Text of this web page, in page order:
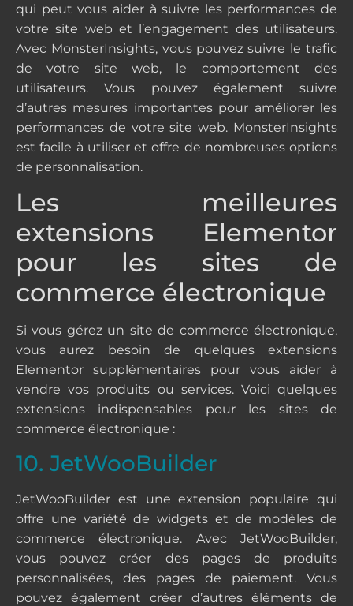
qui peut vous aider à suivre les performances de
votre site web et l’engagement des utilisateurs.
Avec MonsterInsights, vous pouvez suivre le trafic
de votre site web, le comportement des
utilisateurs. Vous pouvez également suivre
d’autres mesures importantes pour améliorer les
performances de votre site web. MonsterInsights
est facile à utiliser et offre de nombreuses options
de personnalisation.
Les meilleures
extensions Elementor
pour les sites de
commerce électronique
Si vous gérez un site de commerce électronique,
vous aurez besoin de quelques extensions
Elementor supplémentaires pour vous aider à
vendre vos produits ou services. Voici quelques
extensions indispensables pour les sites de
commerce électronique :
10. JetWooBuilder
JetWooBuilder est une extension populaire qui
offre une variété de widgets et de modèles de
commerce électronique. Avec JetWooBuilder,
vous pouvez créer des pages de produits
personnalisées, des pages de paiement. Vous
pouvez également créer d’autres éléments de